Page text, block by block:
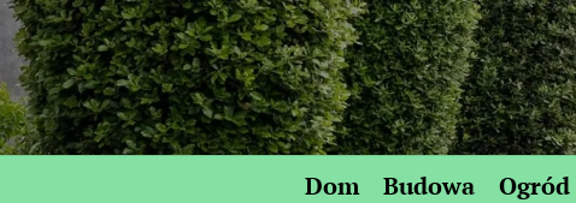
Skip
to
content
Dom Budowa Ogród